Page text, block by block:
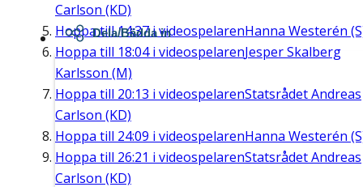
Carlson (KD)
Hoppa till14:37i videospelarenHanna Westerén
Hoppa till 18:04i videospelarenJesper Skalberg
Karlsson (M)
Hoppa till 20:13 i videospelarenStatsrådet Andreas
Carlson (KD)
Hoppa till 24:09 i videospelarenHanna Westerén
Hoppa till 26:21 i videospelarenStatsrådet Andreas
Carlson (KD)
Dela/Bädda in